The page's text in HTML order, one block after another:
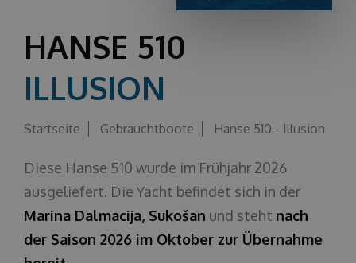
HANSE 510
ILLUSION
Startseite Gebrauchtboote Hanse 510 - Illusion
Diese Hanse 510 wurde im Frühjahr 2026
ausgeliefert. Die Yacht befindet sich in der
Marina Dalmacija, Sukošan und steht nach
der Saison 2026 im Oktober zur Übernahme